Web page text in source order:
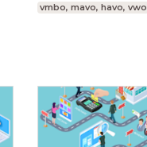
vmbo, mavo, havo, vwo